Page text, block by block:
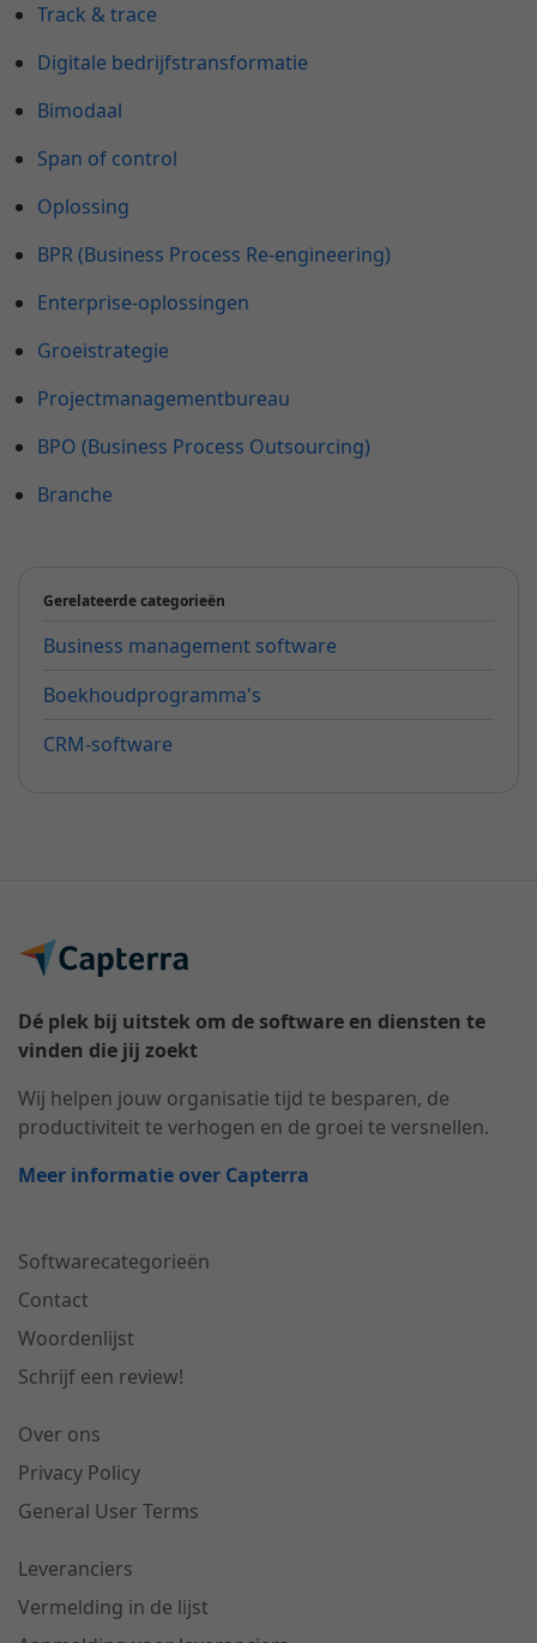
Track & trace
Digitale bedrijfstransformatie
Bimodaal
Span of control
Oplossing
BPR (Business Process Re-engineering)
Enterprise-oplossingen
Groeistrategie
Projectmanagementbureau
BPO (Business Process Outsourcing)
Branche
Gerelateerde categorieën
Business management software
Boekhoudprogramma's
CRM-software
Dé plek bij uitstek om de software en diensten te
vinden die jij zoekt
Wij helpen jouw organisatie tijd te besparen, de
productiviteit te verhogen en de groei te versnellen.
Meer informatie over Capterra
Softwarecategorieën
Contact
Woordenlijst
Schrijf een review!
Over ons
Privacy Policy
General User Terms
Leveranciers
Vermelding in de lijst